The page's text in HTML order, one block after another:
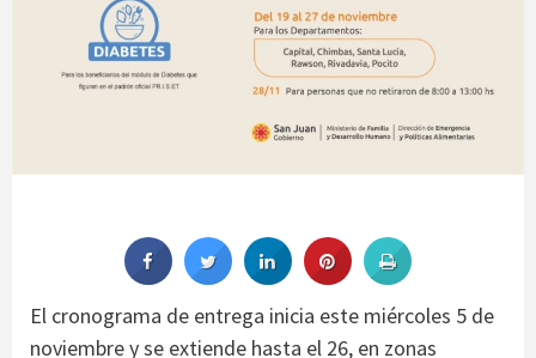
El cronograma de entrega inicia este miércoles 5 de
noviembre y se extiende hasta el 26, en zonas